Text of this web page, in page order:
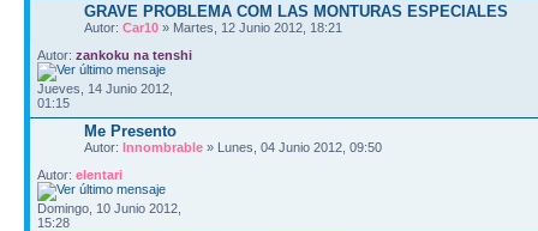
GRAVE PROBLEMA COM LAS MONTURAS ESPECIALES
Autor: Car10 » Martes, 12 Junio 2012, 18:21
Autor: zankoku na tenshi
Jueves, 14 Junio 2012,
01:15
Me Presento
Autor: Innombrable » Lunes, 04 Junio 2012, 09:50
Autor: elentari
Domingo, 10 Junio 2012,
15:28